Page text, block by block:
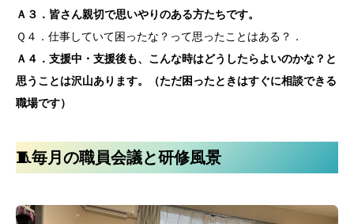
Ａ３．皆さん親切で思いやりのある方たちです。
Ｑ４．仕事していて困ったな？って思ったことはある？．
Ａ４．支援中・支援後も、こんな時はどうしたらよいのかな？と
思うことは沢山あります。（ただ困ったときはすぐに相談できる
職場です）
🧵毎月の職員会議と研修風景